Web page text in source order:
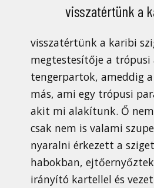
visszatértünk a
visszatértünk a karibi
megtestesítője a trópusi
tengerpartok, ameddig
más, ami egy trópusi
akit mi alakítunk. Ő
csak nem is valami
nyaralni érkezett a
habokban,
irányító kartellel és